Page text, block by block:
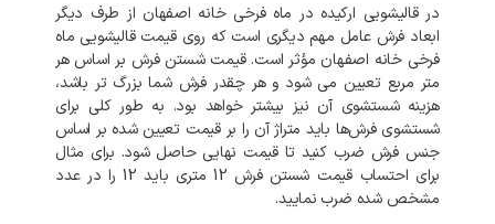
در قالیشویی ارکیده در ماه فرخی خانه اصفهان از طرف دیگر
ابعاد فرش عامل مهم دیگری است که روی قیمت قالیشویی ماه
فرخی خانه اصفهان مؤثر است.قیمت شستن فرش بر اساس هر
متر مربع تعیین می شود و هر چقدر فرش شما بزرگ تر باشد،
هزینه شستشوی آن نیز بیشتر خواهد بود. به طور کلی برای
شستشوی فرش‌ها باید متراژ آن را بر قیمت تعیین شده بر اساس
جنس فرش ضرب کنید تا قیمت نهایی حاصل شود. برای مثال
برای احتساب قیمت شستن فرش متری باید12 را در عدد
مشخص شده ضرب نمایید.